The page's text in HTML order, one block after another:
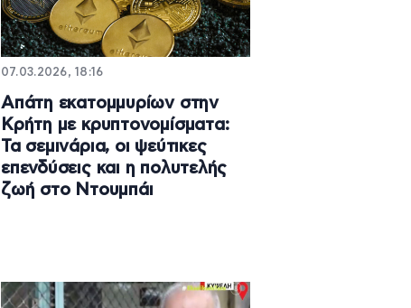
07.03.2026, 18:16
Απάτη εκατομμυρίων στην
Κρήτη με κρυπτονομίσματα:
Τα σεμινάρια, οι ψεύτικες
επενδύσεις και η πολυτελής
ζωή στο Ντουμπάι